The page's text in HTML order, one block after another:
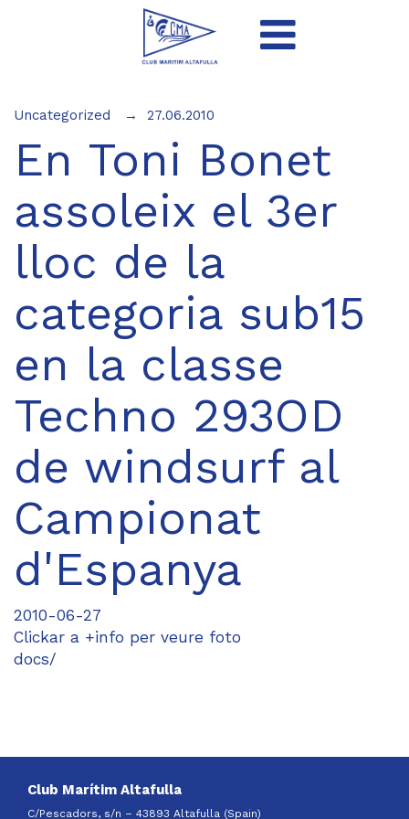
Uncategorized 27.06.2010
En Toni Bonet
assoleix el 3er
lloc de la
categoria sub15
en la classe
Techno 293OD
de windsurf al
Campionat
d'Espanya
2010-06-27
Clickar a +info per veure foto
docs/
Club Marítim Altafulla
C/Pescadors, s/n – 43893 Altafulla (Spain)